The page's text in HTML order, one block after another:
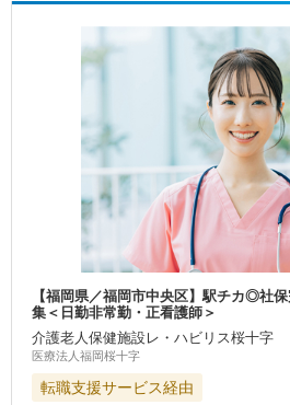
【福岡県／福岡市中央区】駅チカ◎社
集＜日勤非常勤・正看護師＞
介護老人保健施設レ・ハビリス桜十字
医療法人福岡桜十字
転職支援サービス経由